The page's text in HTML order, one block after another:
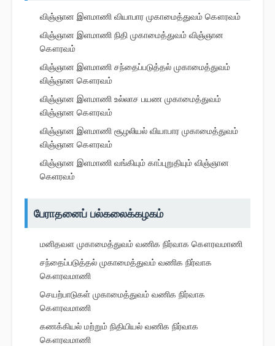
விஞ்ஞான இளமாணி வியாபார முகாமைத்துவம் கௌரவம்
விஞ்ஞான இளமாணி நிதி முகாமைத்துவம் விஞ்ஞான
கௌரவம்
விஞ்ஞான இளமாணி சந்தைப்படுத்தல் முகாமைத்துவம்
விஞ்ஞான கௌரவம்
விஞ்ஞான இளமாணி உல்லாச பயண முகாமைத்துவம்
விஞ்ஞான கௌரவம்
விஞ்ஞான இளமாணி சூழலியல் வியாபார முகாமைத்துவம்
விஞ்ஞான கௌரவம்
விஞ்ஞான இளமாணி வங்கியும் காப்புறுதியும் விஞ்ஞான
கெளரவம்
பேராதனைப் பல்கலைக்கழகம்
மனிதவள முகாமைத்துவம் வணிக நிர்வாக கௌரவமாணி
சந்தைப்படுத்தல் முகாமைத்துவம் வணிக நிர்வாக
கௌரவமாணி
செயற்பாடுகள் முகாமைத்துவம் வணிக நிர்வாக
கௌரவமாணி
கணக்கியல் மற்றும் நிதியியல் வணிக நிர்வாக
கௌரவமாணி